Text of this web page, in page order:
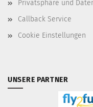
Privatsphäre und
Callback Service
Cookie Einstellungen
UNSERE PARTNER